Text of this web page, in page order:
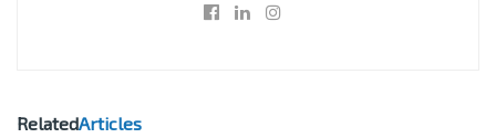
RelatedArticles